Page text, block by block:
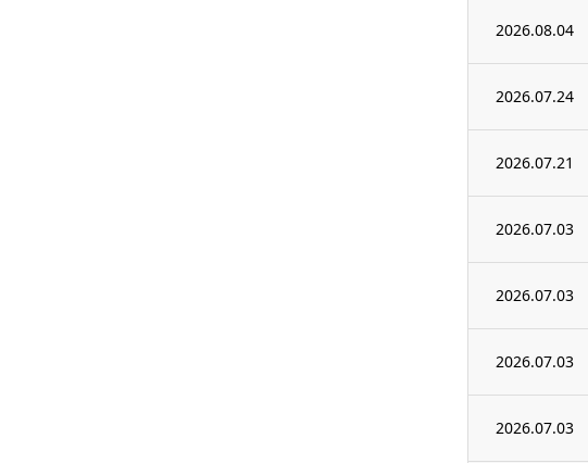
2026.08.04
2026.07.24
2026.07.21
2026.07.03
2026.07.03
2026.07.03
2026.07.03